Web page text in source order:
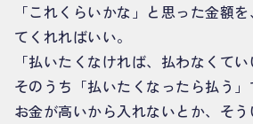
「これくらいかな」と思った金額
てくれればいい。
「払いたくなければ、払わなくてい
そのうち「払いたくなったら払う」
お金が高いから入れないとか、そ